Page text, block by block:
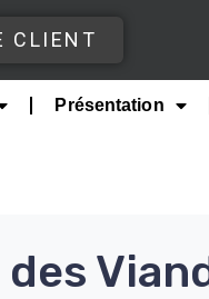
CLIENT
Présentation
des